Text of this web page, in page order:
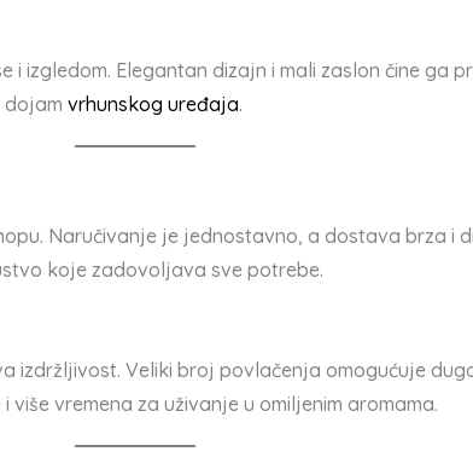
izgledom. Elegantan dizajn i mali zaslon čine ga
dojam vrhunskog uređaja.
Naručivanje je jednostavno, a dostava brza i
koje zadovoljava sve potrebe.
izdržljivost. Veliki broj povlačenja omogućuje
više vremena za uživanje u omiljenim aromama.